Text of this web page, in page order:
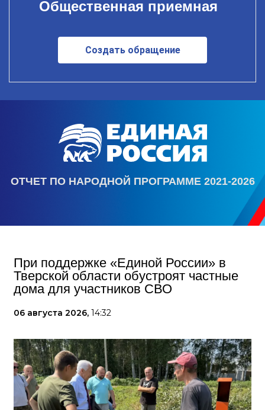
Общественная приемная
Создать обращение
ОТЧЕТ ПО НАРОДНОЙ ПРОГРАММЕ 2021-2026
При поддержке «Единой России» в
Тверской области обустроят частные
дома для участников СВО
06 августа 2026, 14:32